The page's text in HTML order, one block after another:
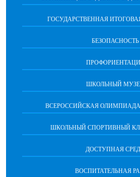
ГОСУДАРСТВЕННАЯ
БЕЗОПАСНОСТЬ
ШКОЛЬНЫЙ
ВСЕРОССИЙСКАЯ
ШКОЛЬНЫЙ СПОРТИВНЫЙ
ДОСТУПНАЯ
ВОСПИТАТЕЛЬНАЯ